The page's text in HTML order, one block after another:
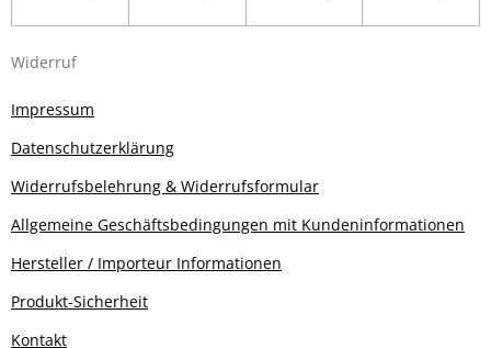
Widerruf
Impressum
Datenschutzerklärung
Widerrufsbelehrung & Widerrufsformular
Allgemeine Geschäftsbedingungen mit Kundeninformationen
Hersteller / Importeur Informationen
Produkt-Sicherheit
Kontakt